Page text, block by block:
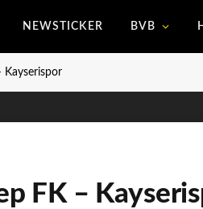
NEWSTICKER BVB
Kayserispor
FK –